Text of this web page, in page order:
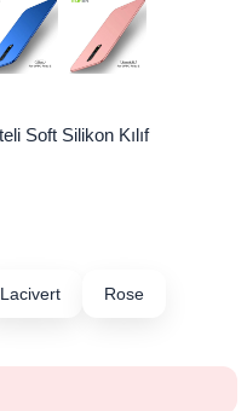
Soft Silikon Kılıf
Lacivert Rose